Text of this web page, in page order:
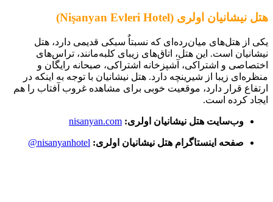
هتل نیشانیان اولری (Nişanyan Evleri Hotel)
یکی از هتل‌های میان‌رده‌ای که نسبتاٌ سبکی قدیمی دارد، هتل
نیشانیان است. این هتل، اتاق‌های زیبای کلبه‌مانند، تراس‌های
اختصاصی و اشتراکی، آشپزخانه اشتراکی، صبحانه رایگان و
منظره‌ای زیبا از شیرینچه دارد. هتل نیشانیان با توجه به اینکه در
ارتفاع قرار دارد، موقعیت خوبی برای مشاهده غروب آفتاب را هم
ایجاد کرده است.
وب‌سایت هتل نیشانیان اولری: nisanyan.com
صفحه اینستاگرام هتل نیشانیان اولری: nisanyanhotel@